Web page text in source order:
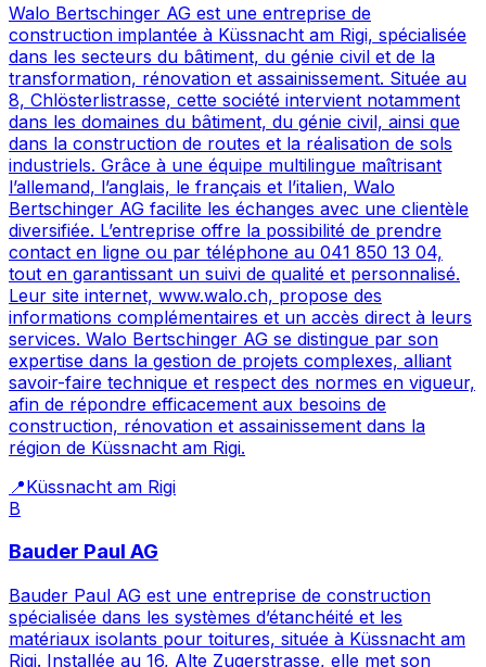
Walo Bertschinger AG est une entreprise de
construction implantée à Küssnacht am Rigi, spécialisée
dans les secteurs du bâtiment, du génie civil et de la
transformation, rénovation et assainissement. Située au
8, Chlösterlistrasse, cette société intervient notamment
dans les domaines du bâtiment, du génie civil, ainsi que
dans la construction de routes et la réalisation de sols
industriels. Grâce à une équipe multilingue maîtrisant
l’allemand, l’anglais, le français et l’italien, Walo
Bertschinger AG facilite les échanges avec une clientèle
diversifiée. L’entreprise offre la possibilité de prendre
contact en ligne ou par téléphone au 041 850 13 04,
tout en garantissant un suivi de qualité et personnalisé.
Leur site internet, www.walo.ch, propose des
informations complémentaires et un accès direct à leurs
services. Walo Bertschinger AG se distingue par son
expertise dans la gestion de projets complexes, alliant
savoir-faire technique et respect des normes en vigueur,
afin de répondre efficacement aux besoins de
construction, rénovation et assainissement dans la
région de Küssnacht am Rigi.
📍Küssnacht am Rigi
B
Bauder Paul AG
Bauder Paul AG est une entreprise de construction
spécialisée dans les systèmes d’étanchéité et les
matériaux isolants pour toitures, située à Küssnacht am
Rigi. Installée au 16, Alte Zugerstrasse, elle met son